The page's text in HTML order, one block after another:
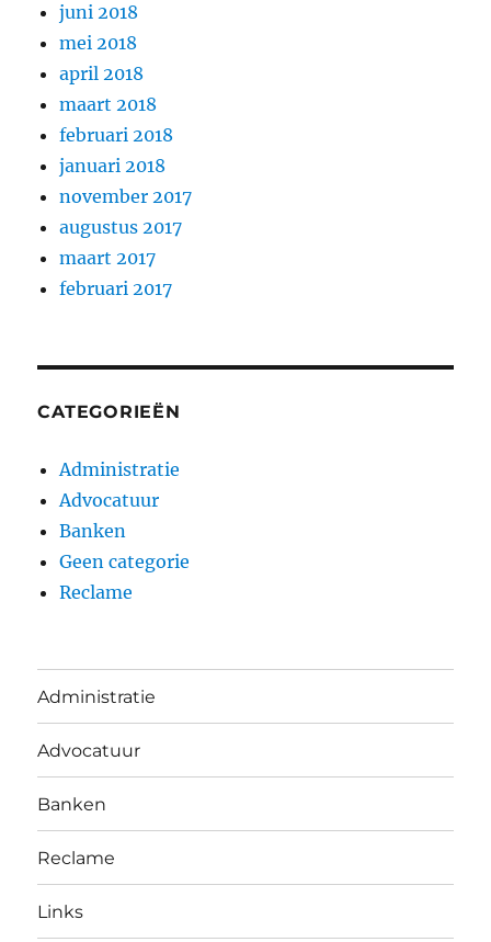
juni 2018
mei 2018
april 2018
maart 2018
februari 2018
januari 2018
november 2017
augustus 2017
maart 2017
februari 2017
CATEGORIEËN
Administratie
Advocatuur
Banken
Geen categorie
Reclame
Administratie
Advocatuur
Banken
Reclame
Links